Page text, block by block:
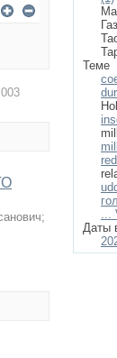
;
Теме
...
Даты